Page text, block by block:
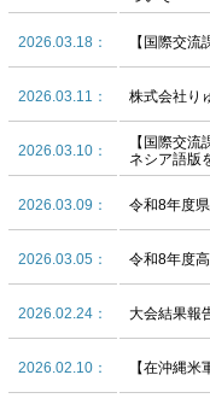
2026.03.18： 【国際交
2026.03.11： 株式会社り
2026.03.10：
【国際交
ネシア語版
2026.03.09： 令和8年度
2026.03.05： 令和8年度
2026.02.24： 大会結果報
2026.02.10： 【在沖縄